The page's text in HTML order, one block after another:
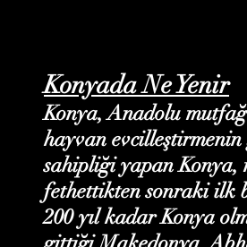
Konyada Ne Yenir
Konya, Anadolu
hayvan
sahipliği yapan Konya,
fethettikten sonraki ilk
200 yıl kadar Konya